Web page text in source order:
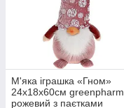
М'яка іграшка «Гном»
24х18х60см greenpharm
рожевий з паєтками